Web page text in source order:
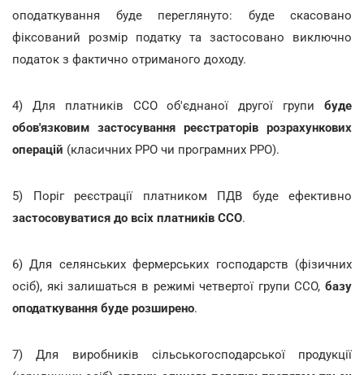
оподаткування буде переглянуто: буде скасовано
фіксований розмір податку та застосовано виключно
податок з фактично отриманого доходу.
4) Для платників ССО об'єднаної другої групи буде
обов'язковим застосування реєстраторів розрахункових
операцій (класичних РРО чи програмних РРО).
5) Поріг реєстрації платником ПДВ буде ефективно
застосовуватися до всіх платників ССО.
6) Для селянських фермерських господарств (фізичних
осіб), які залишаться в режимі четвертої групи ССО, базу
оподаткування буде розширено.
7) Для виробників сільськогосподарської продукції